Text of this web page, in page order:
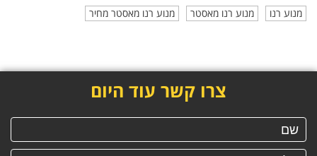
מנוע רנו
מנוע רנו מאסטר מנוע רנו מאסטר מחיר
צרו קשר עוד היום